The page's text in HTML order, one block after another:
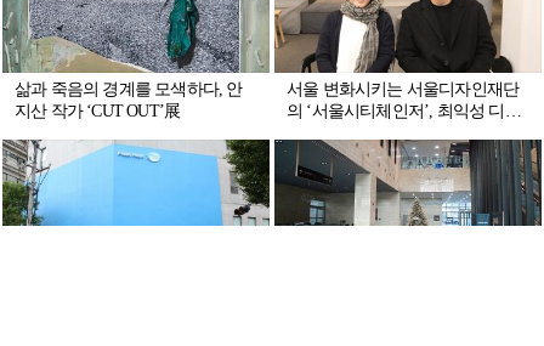
삶과 죽음의 경계를 모색하다, 안
지산 작가 ‘CUT OUT’展
서울 변화시키는 서울디자인재단
의 ‘서울시티체인저’, 최익성 디자